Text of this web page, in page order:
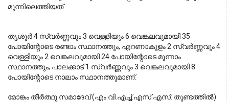
മുന്നിലെത്തിയത്.
തൃശൂർ 4 സ്വർണ്ണവും 3 വെള്ളിയും 6 വെങ്കലവുമായി 35
പോയിന്റോടെ രണ്ടാം സ്ഥാനത്തും, എറണാകുളം 2 സ്വർണ്ണവും 4
വെള്ളിയും 2 വെങ്കലവുമായി 24 പോയിന്റോടെ മൂന്നാം
സ്ഥാനത്തും, പാലക്കാട് 1 സ്വർണ്ണവും 3 വെങ്കലവുമായി 8
പോയിന്റോടെ നാലാം സ്ഥാനത്തുമാണ്.
മോങ്കം തീർത്ഥു സമാദേവ് (എം.വി.എച്ച്.എസ്.എസ്. തുണ്ടത്തിൽ)